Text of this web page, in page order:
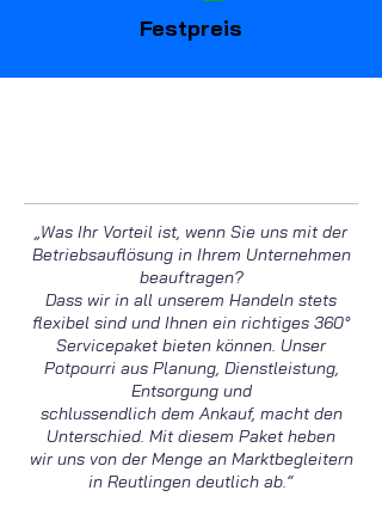
Festpreis
„Was Ihr Vorteil ist, wenn Sie uns mit der
Betriebsauflösung in Ihrem Unternehmen
beauftragen?
Dass wir in all unserem Handeln stets
flexibel sind und Ihnen ein richtiges 360°
Servicepaket bieten können. Unser
Potpourri aus Planung, Dienstleistung,
Entsorgung und
schlussendlich dem Ankauf, macht den
Unterschied. Mit diesem Paket heben
wir uns von der Menge an Marktbegleitern
in Reutlingen deutlich ab.“